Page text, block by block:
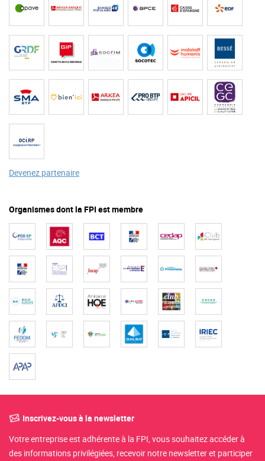
Devenez partenaire
Organismes dont la FPI est membre
Inscrivez-vous à la newsletter
Votre entreprise est adhérente à la FPI, vous souhaitez accéder à
des informations privilégiées, recevoir notre newsletter et participer